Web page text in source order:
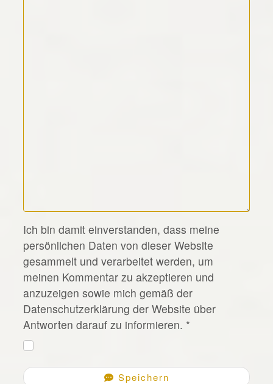
*
Ich bin damit einverstanden, dass meine
persönlichen Daten von dieser Website
gesammelt und verarbeitet werden, um
meinen Kommentar zu akzeptieren und
anzuzeigen sowie mich gemäß der
Datenschutzerklärung der Website über
Antworten darauf zu informieren. *
Speichern